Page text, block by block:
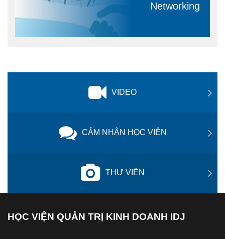
Networking
VIDEO
CẢM NHẬN HỌC VIÊN
THƯ VIỆN
HỌC VIỆN QUẢN TRỊ KINH DOANH IDJ